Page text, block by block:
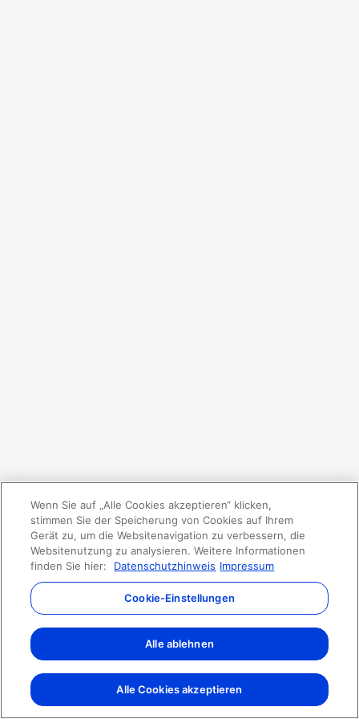
Wenn Sie auf „Alle Cookies akzeptieren“ klicken,
stimmen Sie der Speicherung von Cookies auf Ihrem
Gerät zu, um die Websitenavigation zu verbessern, die
Websitenutzung zu analysieren. Weitere Informationen
finden Sie hier:
Datenschutzhinweis Impressum
Cookie-Einstellungen
Alle ablehnen
Alle Cookies akzeptieren